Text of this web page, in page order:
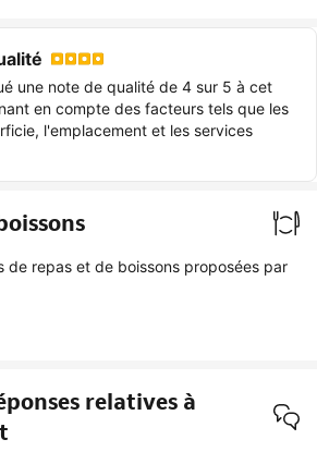
une note de qualité de 4 sur 5 à cet
en compte des facteurs tels que les
l'emplacement et les services
de repas et de boissons proposées par
relatives à